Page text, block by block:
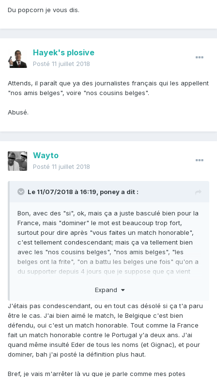
Du popcorn je vous dis.
Hayek's plosive
Posté 11 juillet 2018
Attends, il paraît que ya des journalistes français qui les appellent
"nos amis belges", voire "nos cousins belges".
Abusé.
Wayto
Posté 11 juillet 2018
Le 11/07/2018 à 16:19, poneya dit :
Bon, avec des "si", ok, mais ça a juste basculé bien pour la
France, mais "dominer" le mot est beaucoup trop fort,
surtout pour dire après "vous faites un match honorable",
c'est tellement condescendant; mais ça va tellement bien
avec les "nos cousins belges", "nos amis belges", "les
belges ont la frite", "on a battu les belges une fois" qu'on a
du supporter depuis 4 jours que je suppose que ça vient
(et oui c'est ultra agaçant, si vous vous demandez d'ou
cette condescendance - haha, ici inserez une blague sur
nonante minutes).
Expand
J'étais pas condescendant, ou en tout cas désolé si ça t'a paru
être le cas. J'ai bien aimé le match, le Belgique c'est bien
défendu, oui c'est un match honorable. Tout comme la France
fait un match honorable contre le Portugal y'a deux ans. J'ai
quand même insulté Eder de tous les noms (et Gignac), et pour
dominer, bah j'ai posté la définition plus haut.
Bref, je vais m'arrêter là vu que je parle comme mes potes